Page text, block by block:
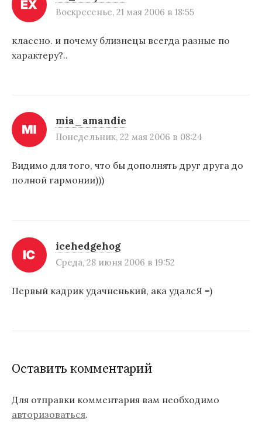
Воскресенье, 21 мая 2006 в 18:55
классно. и почему близнецы всегда разные по
характеру?..
mia_amandie
Понедельник, 22 мая 2006 в 08:24
Видимо для того, что бы дополнять друг друга до
полной гармонии)))
icehedgehog
Среда, 28 июня 2006 в 19:52
Первый кадрик удачненький, ака удалсЯ =)
Оставить комментарий
Для отправки комментария вам необходимо
авторизоваться.